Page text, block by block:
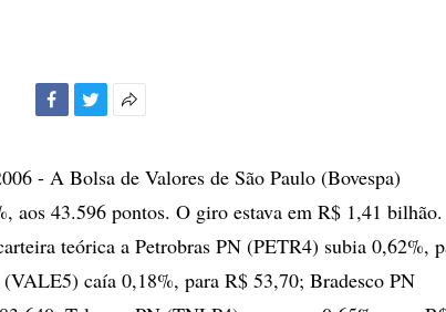
compartilhamento
- A Bolsa de Valores de São Paulo (Bovespa)
aos 43.596 pontos. O giro estava em R$ 1,41 bilhão.
teórica a Petrobras PN (PETR4) subia 0,62%,
caía 0,18%, para R$ 53,70; Bradesco PN